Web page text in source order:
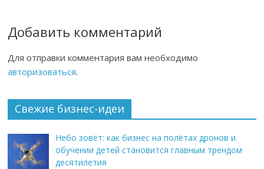
Добавить комментарий
Для отправки комментария вам необходимо
авторизоваться.
Свежие бизнес-идеи
Небо зовёт: как бизнес на полётах дронов и
обучении детей становится главным трендом
десятилетия